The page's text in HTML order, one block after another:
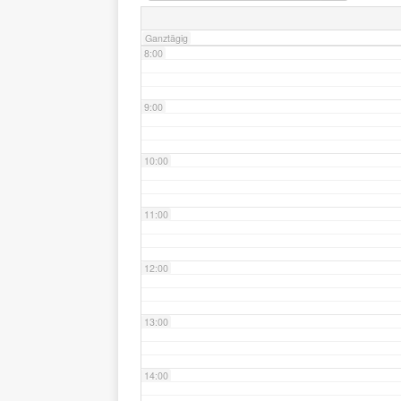
Ganztägig
8:00
9:00
10:00
11:00
12:00
13:00
14:00